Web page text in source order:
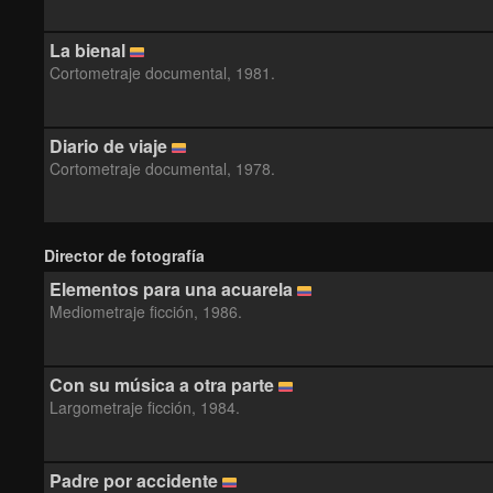
La bienal
Cortometraje documental, 1981.
Diario de viaje
Cortometraje documental, 1978.
Director de fotografía
Elementos para una acuarela
Mediometraje ficción, 1986.
Con su música a otra parte
Largometraje ficción, 1984.
Padre por accidente